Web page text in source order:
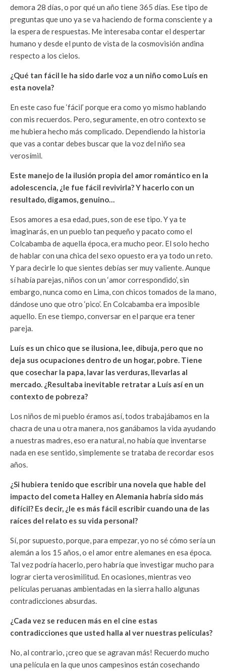
demora 28 días, o por qué un año tiene 365 días. Ese tipo de
preguntas que uno ya se va haciendo de forma consciente y a
la espera de respuestas. Me interesaba contar el despertar
humano y desde el punto de vista de la cosmovisión andina
respecto a los cielos.
¿Qué tan fácil le ha sido darle voz a un niño como Luís en
esta novela?
En este caso fue ‘fácil’ porque era como yo mismo hablando
con mis recuerdos. Pero, seguramente, en otro contexto se
me hubiera hecho más complicado. Dependiendo la historia
que vas a contar debes buscar que la voz del niño sea
verosímil.
Este manejo de la ilusión propia del amor romántico en la
adolescencia, ¿le fue fácil revivirla? Y hacerlo con un
resultado, digamos, genuino…
Esos amores a esa edad, pues, son de ese tipo. Y ya te
imaginarás, en un pueblo tan pequeño y pacato como el
Colcabamba de aquella época, era mucho peor. El solo hecho
de hablar con una chica del sexo opuesto era ya todo un reto.
Y para decirle lo que sientes debías ser muy valiente. Aunque
sí había parejas, niños con un ‘amor correspondido’, sin
embargo, nunca como en Lima, con chicos tomados de la mano,
dándose uno que otro ‘pico’. En Colcabamba era imposible
aquello. En ese tiempo, conversar en el parque era tener
pareja.
Luís es un chico que se ilusiona, lee, dibuja, pero que no
deja sus ocupaciones dentro de un hogar, pobre. Tiene
que cosechar la papa, lavar las verduras, llevarlas al
mercado. ¿Resultaba inevitable retratar a Luís así en un
contexto de pobreza?
Los niños de mi pueblo éramos así, todos trabajábamos en la
chacra de una u otra manera, nos ganábamos la vida ayudando
a nuestras madres, eso era natural, no había que inventarse
nada en ese sentido, simplemente se trataba de recordar esos
años.
¿Si hubiera tenido que escribir una novela que hable del
impacto del cometa Halley en Alemania habría sido más
difícil? Es decir, ¿le es más fácil escribir cuando una de las
raíces del relato es su vida personal?
Sí, por supuesto, porque, para empezar, yo no sé cómo sería un
alemán a los 15 años, o el amor entre alemanes en esa época.
Tal vez podría hacerlo, pero habría que investigar mucho para
lograr cierta verosimilitud. En ocasiones, mientras veo
películas peruanas ambientadas en la sierra hallo algunas
contradicciones absurdas.
¿Cada vez se reducen más en el cine estas
contradicciones que usted halla al ver nuestras películas?
No, al contrario, ¡creo que se agravan más! Recuerdo mucho
una película en la que unos campesinos están cosechando